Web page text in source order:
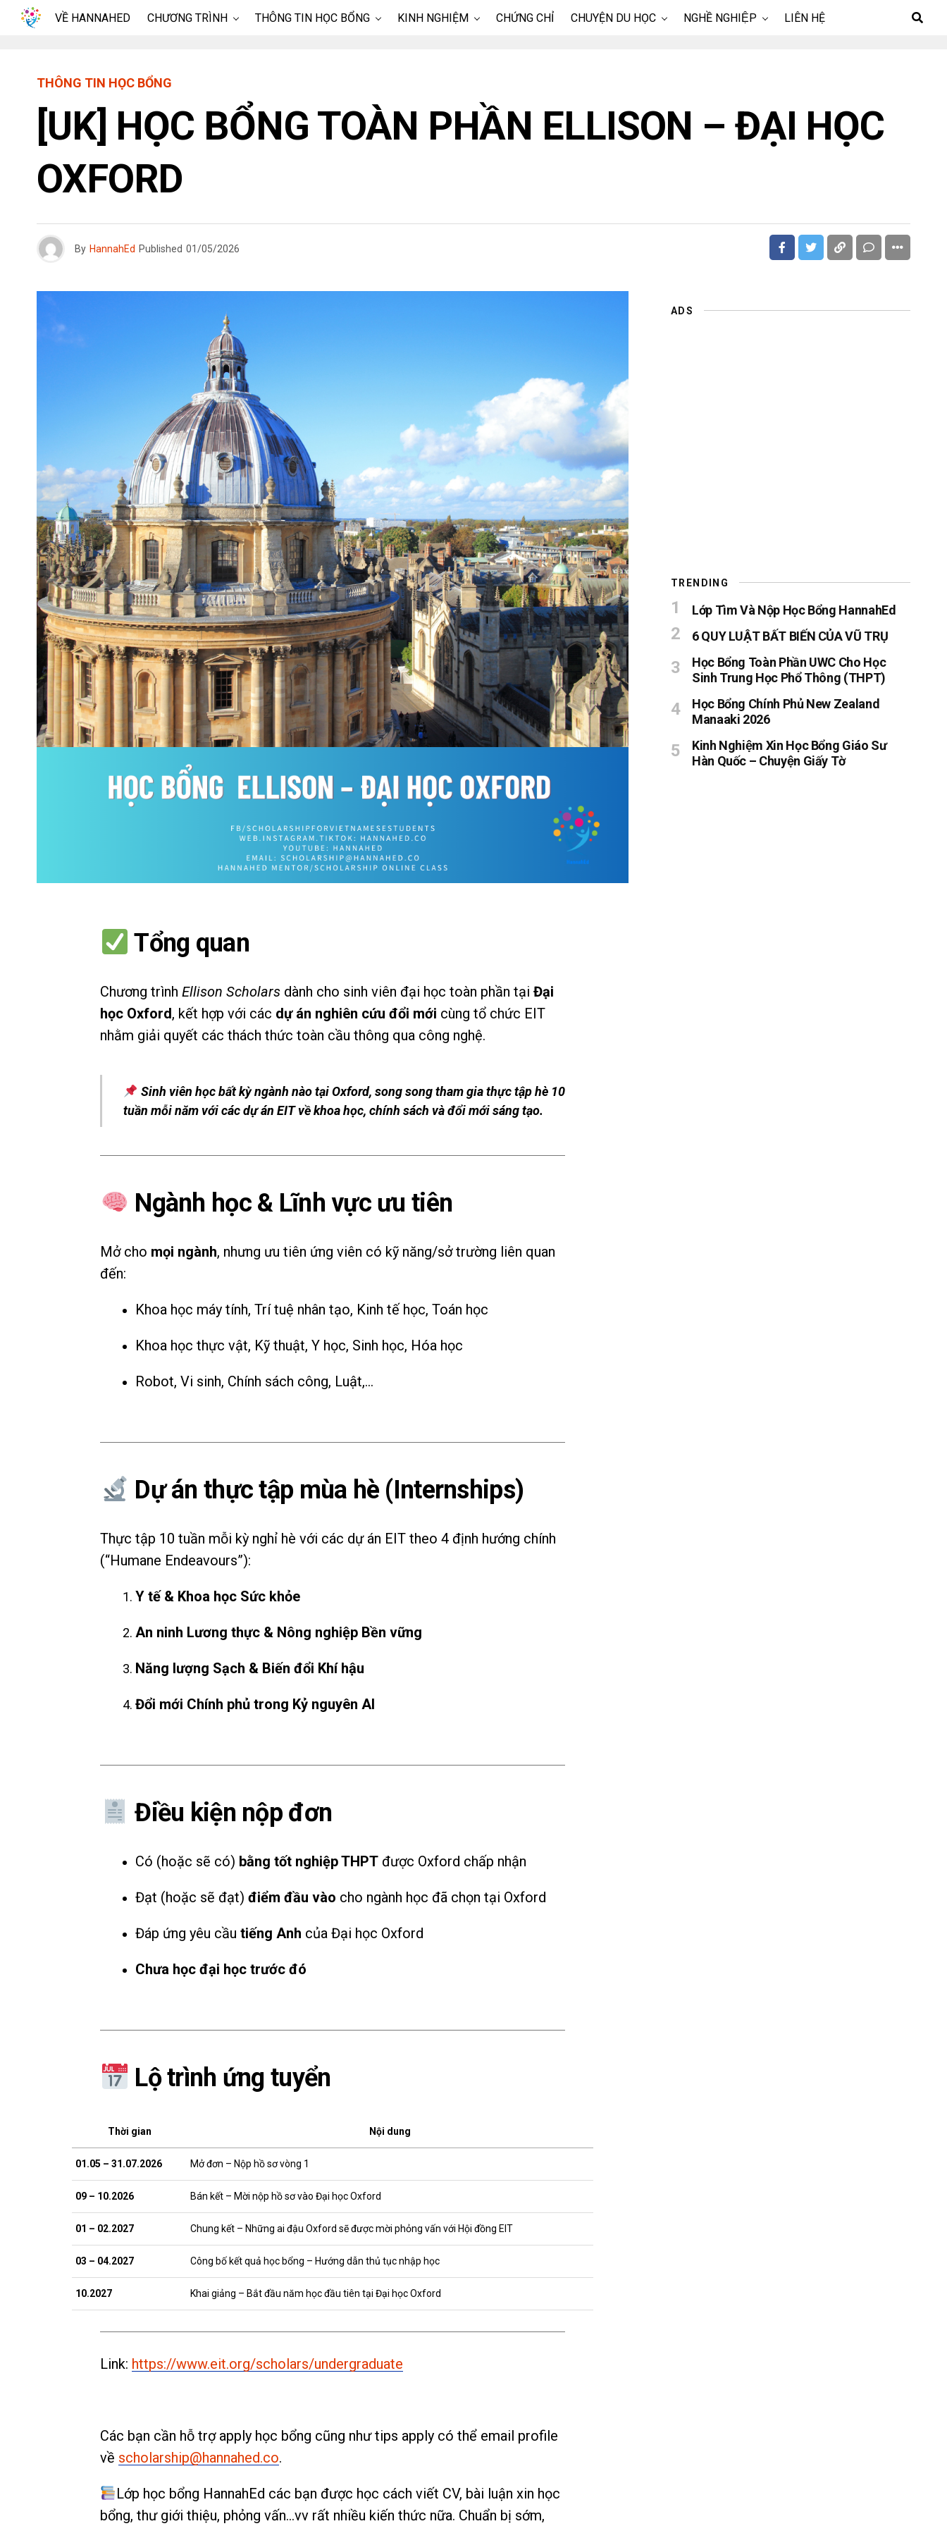
VỀ HANNAHED CHƯƠNG TRÌNH THÔNG TIN HỌC BỔNG KINH NGHIỆM CHỨNG CHỈ CHUYỆN DU HỌC NGHỀ NGHIỆP LIÊN HỆ
THÔNG TIN HỌC BỔNG
[UK] HỌC BỔNG TOÀN PHẦN ELLISON – ĐẠI HỌC
OXFORD
By HannahEd Published 01/05/2026
Tổng quan
Chương trình Ellison Scholars dành cho sinh viên đại học toàn phần tại Đại
học Oxford, kết hợp với các dự án nghiên cứu đổi mới cùng tổ chức EIT
nhằm giải quyết các thách thức toàn cầu thông qua công nghệ.
Sinh viên học bất kỳ ngành nào tại Oxford, song song tham gia thực tập hè 10
tuần mỗi năm với các dự án EIT về khoa học, chính sách và đổi mới sáng tạo.
Ngành học & Lĩnh vực ưu tiên
Mở cho mọi ngành, nhưng ưu tiên ứng viên có kỹ năng/sở trường liên quan
đến:
Khoa học máy tính, Trí tuệ nhân tạo, Kinh tế học, Toán học
Khoa học thực vật, Kỹ thuật, Y học, Sinh học, Hóa học
Robot, Vi sinh, Chính sách công, Luật,…
Dự án thực tập mùa hè (Internships)
Thực tập 10 tuần mỗi kỳ nghỉ hè với các dự án EIT theo 4 định hướng chính
(“Humane Endeavours”):
Y tế & Khoa học Sức khỏe
An ninh Lương thực & Nông nghiệp Bền vững
Năng lượng Sạch & Biến đổi Khí hậu
Đổi mới Chính phủ trong Kỷ nguyên AI
Điều kiện nộp đơn
Có (hoặc sẽ có) bằng tốt nghiệp THPT được Oxford chấp nhận
Đạt (hoặc sẽ đạt) điểm đầu vào cho ngành học đã chọn tại Oxford
Đáp ứng yêu cầu tiếng Anh của Đại học Oxford
Chưa học đại học trước đó
Lộ trình ứng tuyển
Thời gian Nội dung
01.05 – 31.07.2026 Mở đơn – Nộp hồ sơ vòng 1
09 – 10.2026 Bán kết – Mời nộp hồ sơ vào Đại học Oxford
01 – 02.2027 Chung kết – Những ai đậu Oxford sẽ được mời phỏng vấn với Hội đồng EIT
03 – 04.2027 Công bố kết quả học bổng – Hướng dẫn thủ tục nhập học
10.2027 Khai giảng – Bắt đầu năm học đầu tiên tại Đại học Oxford
Link: https://www.eit.org/scholars/undergraduate
Các bạn cần hỗ trợ apply học bổng cũng như tips apply có thể email profile
về scholarship@hannahed.co.
Lớp học bổng HannahEd các bạn được học cách viết CV, bài luận xin học
bổng, thư giới thiệu, phỏng vấn…vv rất nhiều kiến thức nữa. Chuẩn bị sớm,
ADS
TRENDING
Lớp Tìm Và Nộp Học Bổng HannahEd
6 QUY LUẬT BẤT BIẾN CỦA VŨ TRỤ
Học Bổng Toàn Phần UWC Cho Học
Sinh Trung Học Phổ Thông (THPT)
Học Bổng Chính Phủ New Zealand
Manaaki 2026
Kinh Nghiệm Xin Học Bổng Giáo Sư
Hàn Quốc – Chuyện Giấy Tờ